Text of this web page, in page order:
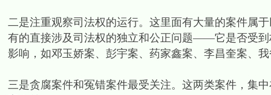
二是注重观察司法权的运行。这里面有大量的案件属
有的直接涉及司法权的独立和公正问题——它是否受
影响，如邓玉娇案、彭宇案、药家鑫案、李昌奎案、
三是贪腐案件和冤错案件最受关注。这两类案件，集